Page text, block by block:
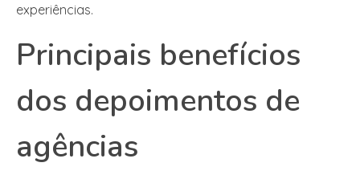
experiências.
Principais benefícios
dos depoimentos de
agências